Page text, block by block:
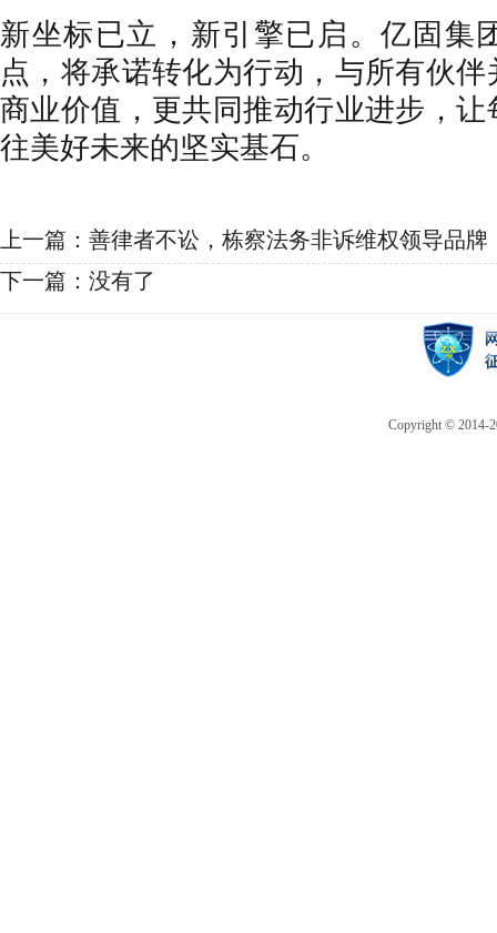
新坐标已立，新引擎已启。亿固集
点，将承诺转化为行动，与所有伙
商业价值，更共同推动行业进步，
往美好未来的坚实基石。
上一篇： 善律者不讼，栋察法务非诉维权领导品牌
下一篇：没有了
Copyright © 2014-